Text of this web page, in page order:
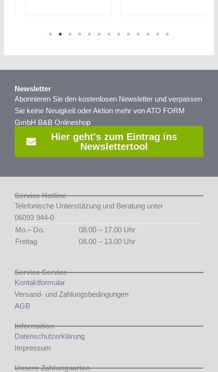
Newsletter
Abonnieren Sie den kostenlosen Newsletter und verpassen
Sie keine Neuigkeit oder Aktion mehr von ATO FORM
GmbH B&B Onlineshop
Hier geht's zum Eintrag ins
Newslettertool
Service Hotline
Telefonische Unterstützung und Beratung unter
06093 944-0
Mo.– Do.
08.00 – 17.00 Uhr
Freitag
08.00 – 13.00 Uhr
Service Service
Kontaktformular
Versand- und Zahlungsbedingungen
AGB
Information
Datenschutzerklärung
Impressum
Unsere Zahlungsarten